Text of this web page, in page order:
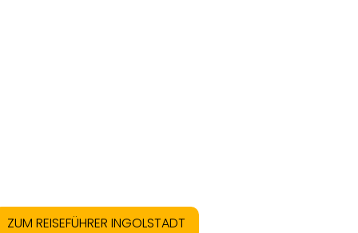
ZUM REISEFÜHRER INGOLSTADT